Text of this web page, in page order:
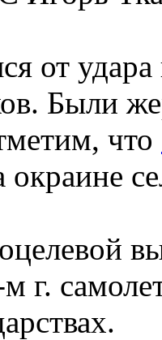
от
Были
что
окраине
г.